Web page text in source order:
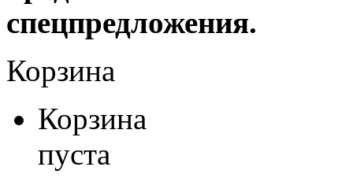
спецпредложения.
Корзина
Корзина
пуста